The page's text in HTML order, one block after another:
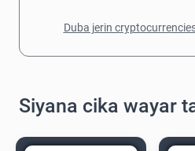
Duba jerin
Siyana cika wayar